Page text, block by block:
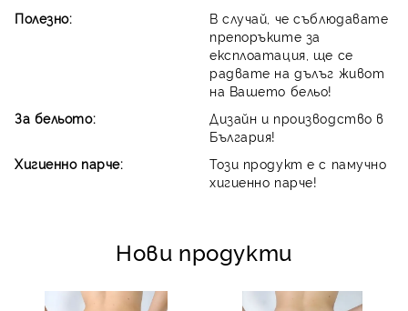
Полезно:
В случай, че съблюдавате
препоръките за
експлоатация, ще се
радвате на дълъг живот
на Вашето бельо!
За бельото:
Дизайн и производство в
България!
Хигиенно парче:
Този продукт е с памучно
хигиенно парче!
Нови продукти